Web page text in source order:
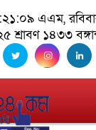
এএম,
শ্রাবণ ১৪৩৩